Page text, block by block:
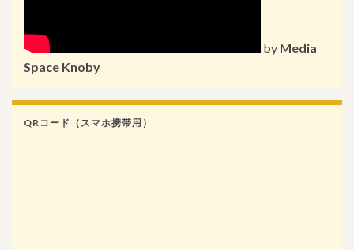
by Media
Space Knoby
QRコード（スマホ携帯用）